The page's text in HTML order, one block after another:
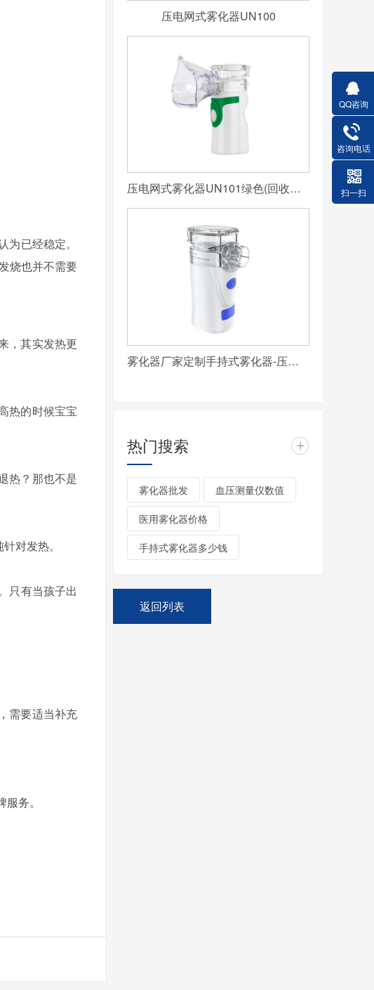
已经稳定。
烧也并不需要
，其实发热更
热的时候宝宝
热？那也不是
对发热。
只有当孩子出
需要适当补充
务。
压电网式雾化器UN100
压电网式雾化器UN101绿色(回收站2023-09-21 12:00)
雾化器厂家定制手持式雾化器-压电网式雾化器UN400
热门搜索 +
雾化器批发 血压测量仪数值
医用雾化器价格
手持式雾化器多少钱
返回列表
QQ咨询
咨询电话
扫一扫